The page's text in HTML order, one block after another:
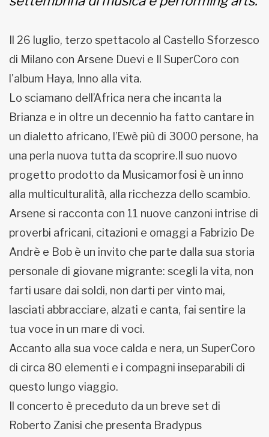
Il 26 luglio, terzo spettacolo al Castello Sforzesco
di Milano con Arsene Duevi e Il SuperCoro con
l'album Haya, Inno alla vita.
Lo sciamano dell’Africa nera che incanta la
Brianza e in oltre un decennio ha fatto cantare in
un dialetto africano, l’Ewè più di 3000 persone, ha
una perla nuova tutta da scoprire.Il suo nuovo
progetto prodotto da Musicamorfosi è un inno
alla multiculturalità, alla ricchezza dello scambio.
Arsene si racconta con 11 nuove canzoni intrise di
proverbi africani, citazioni e omaggi a Fabrizio De
Andrè e Bob è un invito che parte dalla sua storia
personale di giovane migrante: scegli la vita, non
farti usare dai soldi, non darti per vinto mai,
lasciati abbracciare, alzati e canta, fai sentire la
tua voce in un mare di voci.
Accanto alla sua voce calda e nera, un SuperCoro
di circa 80 elementi e i compagni inseparabili di
questo lungo viaggio.
Il concerto è preceduto da un breve set di
Roberto Zanisi che presenta Bradypus